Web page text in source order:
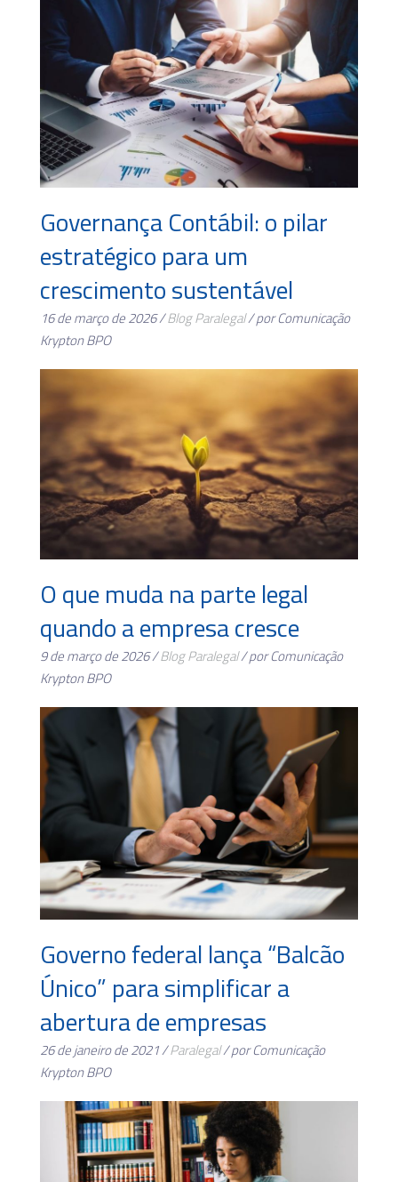
Governança Contábil: o pilar
estratégico para um
crescimento sustentável
16 de março de 2026 /BlogParalegal/ por Comunicação
Krypton BPO
O que muda na parte legal
quando a empresa cresce
9 de março de 2026 /BlogParalegal/ por Comunicação
Krypton BPO
Governo federal lança “Balcão
Único” para simplificar a
abertura de empresas
26 de janeiro de 2021 /Paralegal/ por Comunicação
Krypton BPO